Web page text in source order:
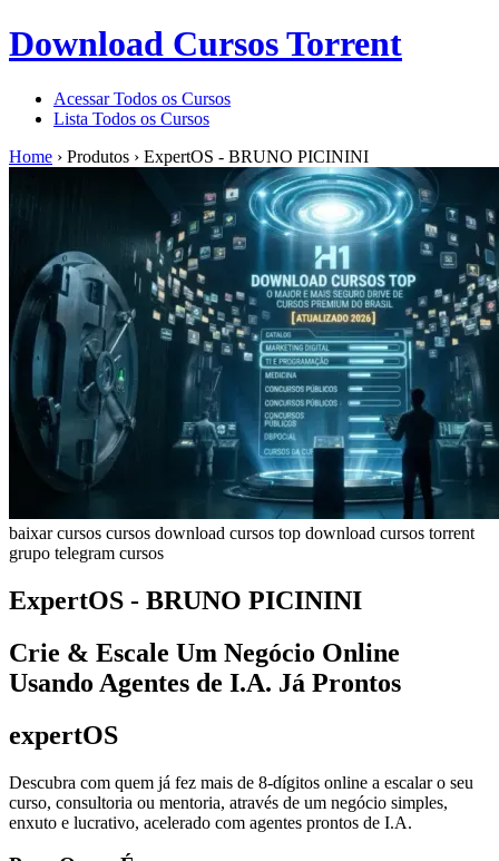
Download Cursos Torrent
Acessar Todos os Cursos
Lista Todos os Cursos
Home › Produtos › ExpertOS - BRUNO PICININI
baixar cursos cursos download cursos top download cursos torrent
grupo telegram cursos
ExpertOS - BRUNO PICININI
Crie & Escale Um Negócio Online
Usando Agentes de I.A. Já Prontos
expertOS
Descubra com quem já fez mais de 8-dígitos online a escalar o seu
curso, consultoria ou mentoria, através de um negócio simples,
enxuto e lucrativo, acelerado com agentes prontos de I.A.